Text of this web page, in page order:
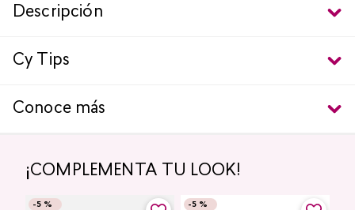
Descripción
Cy Tips
Conoce más
¡COMPLEMENTA TU LOOK!
-5 % -5 %